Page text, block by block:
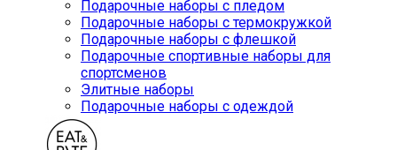
Подарочные наборы с пледом
Подарочные наборы с термокружкой
Подарочные наборы с флешкой
Подарочные спортивные наборы для
спортсменов
Элитные наборы
Подарочные наборы с одеждой